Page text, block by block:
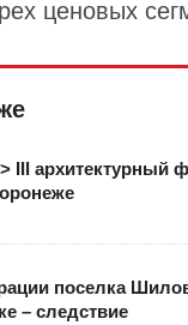
ценовых
III архитектурный
поселка
– следствие